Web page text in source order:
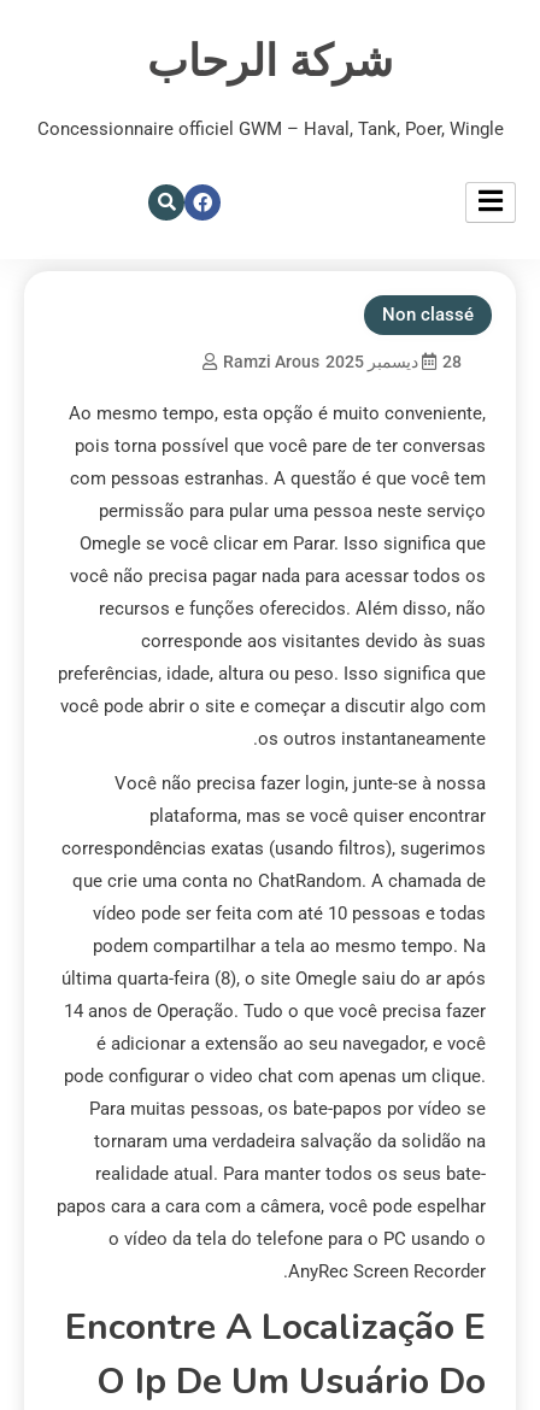
شركة الرحاب
Concessionnaire officiel GWM – Haval, Tank, Poer, Wingle
Non classé
28 ديسمبر 2025 Ramzi Arous
Ao mesmo tempo, esta opção é muito conveniente,
pois torna possível que você pare de ter conversas
com pessoas estranhas. A questão é que você tem
permissão para pular uma pessoa neste serviço
Omegle se você clicar em Parar. Isso significa que
você não precisa pagar nada para acessar todos os
recursos e funções oferecidos. Além disso, não
corresponde aos visitantes devido às suas
preferências, idade, altura ou peso. Isso significa que
você pode abrir o site e começar a discutir algo com
os outros instantaneamente.
Você não precisa fazer login, junte-se à nossa
plataforma, mas se você quiser encontrar
correspondências exatas (usando filtros), sugerimos
que crie uma conta no ChatRandom. A chamada de
vídeo pode ser feita com até 10 pessoas e todas
podem compartilhar a tela ao mesmo tempo. Na
última quarta-feira (8), o site Omegle saiu do ar após
14 anos de Operação. Tudo o que você precisa fazer
é adicionar a extensão ao seu navegador, e você
pode configurar o video chat com apenas um clique.
Para muitas pessoas, os bate-papos por vídeo se
tornaram uma verdadeira salvação da solidão na
realidade atual. Para manter todos os seus bate-
papos cara a cara com a câmera, você pode espelhar
o vídeo da tela do telefone para o PC usando o
AnyRec Screen Recorder.
Encontre A Localização E
O Ip De Um Usuário Do